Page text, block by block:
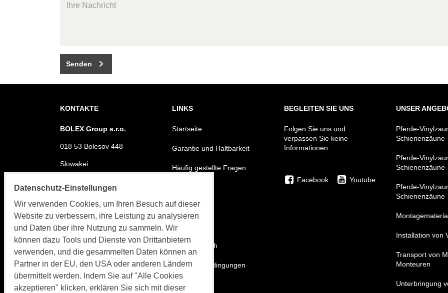
Senden
KONTAKTE
BOLEX Group s.r.o.
018 53 Bolesov 448
Slowakei
+421 905 755 895
Email:
info@bolex-systems.eu
ÖFFNUNGSZEITEN
Bestellungen,
Rechnungsstellung, Service
MO-FR 8:00 bis 15:30 Uhr
LINKS
Startseite
Garantie und Haltbarkeit
Häufig gestellte Fragen
Referenzen
Fotogallerie
Besucherbuch
Geschäftsbedingungen
Karte
BEGLEITEN SIE UNS
Folgen Sie uns und
verpassen Sie keine
Informationen.
Facebook Youtube
UNSER
Pferde-
Schienenzäune
Pferde-
Schienenzäune
Pferde-
Schienenzäune
Installation von
Transport von
Monteuren
Unterbringung
Datenschutz-Einstellungen
Wir verwenden Cookies, um Ihren Besuch auf dieser
Website zu verbessern, ihre Leistung zu analysieren
und Daten über ihre Nutzung zu sammeln. Wir
können dazu Tools und Dienste von Drittanbietern
verwenden, und die gesammelten Daten können an
Partner in der EU, den USA oder anderen Ländern
übermittelt werden. Indem Sie auf "Alle Cookies
akzeptieren" klicken, erklären Sie sich mit dieser